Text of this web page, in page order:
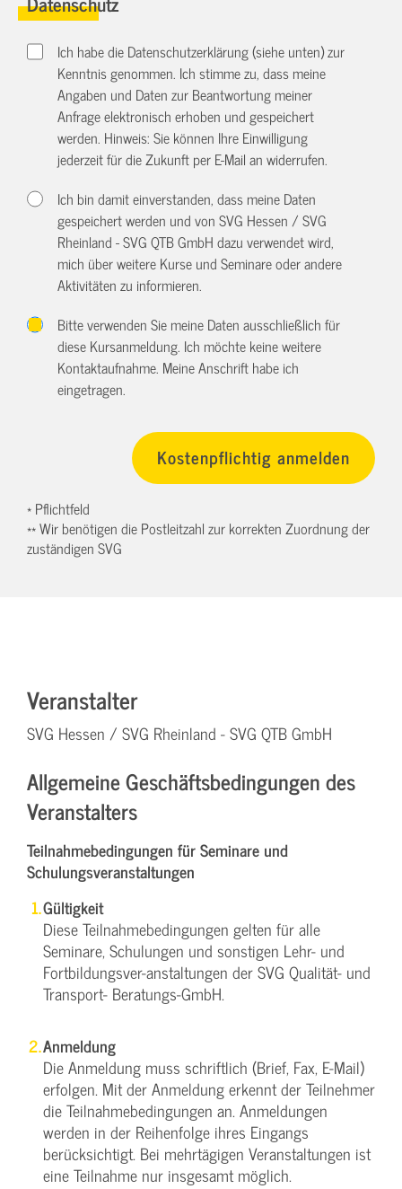
Ich habe die Datenschutzerklärung (siehe unten) zur
Kenntnis genommen. Ich stimme zu, dass meine
Angaben und Daten zur Beantwortung meiner
Anfrage elektronisch erhoben und gespeichert
werden. Hinweis: Sie können Ihre Einwilligung
jederzeit für die Zukunft per E-Mail anwiderrufen.
Ich bin damit einverstanden, dass meine Daten
gespeichert werden und von SVG Hessen / SVG
Rheinland - SVG QTB GmbH dazu verwendet wird,
mich über weitere Kurse und Seminare oder andere
Aktivitäten zu informieren.
Bitte verwenden Sie meine Daten ausschließlich für
diese Kursanmeldung. Ich möchte keine weitere
Kontaktaufnahme. Meine Anschrift habe ich
eingetragen.
* Pflichtfeld
** Wir benötigen die Postleitzahl zur korrekten Zuordnung der
zuständigen SVG
Veranstalter
SVG Hessen / SVG Rheinland - SVG QTB GmbH
Allgemeine Geschäftsbedingungen des
Veranstalters
Teilnahmebedingungen für Seminare und
Schulungsveranstaltungen
Gültigkeit
Diese Teilnahmebedingungen gelten für alle
Seminare, Schulungen und sonstigen Lehr- und
Fortbildungsver-anstaltungen der SVG Qualität- und
Transport- Beratungs-GmbH.
Anmeldung
Die Anmeldung muss schriftlich (Brief, Fax, E-Mail)
erfolgen. Mit der Anmeldung erkennt der Teilnehmer
die Teilnahmebedingungen an. Anmeldungen
werden in der Reihenfolge ihres Eingangs
berücksichtigt. Bei mehrtägigen Veranstaltungen ist
eine Teilnahme nur insgesamt möglich.